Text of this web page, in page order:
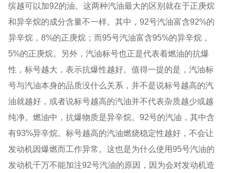
缤越可以加92的油。这两种汽油最大的区别就在于正庚烷
和异辛烷的成分含量不一样。其中，92号汽油富含92%的
异辛烷，8%的正庚烷；而95号汽油富含95%的异辛烷，
5%的正庚烷。另外，汽油标号也正是代表着燃油的抗爆
性，标号越大，表示抗爆性越好。值得一提的是，汽油标
号与汽油本身的品质没什么关系，并不是说标号越高的汽
油就越好，或者说标号越高的汽油并不代表杂质越少或越
纯净。燃油中，抗爆物质是异辛烷。92号的汽油，其中含
有93%异辛烷。标号越高的汽油燃烧稳定性越好，不会让
发动机因爆燃而工作异常。这也是为什么使用95号汽油的
发动机千万不能加注92号汽油的原因，因为会对发动机造